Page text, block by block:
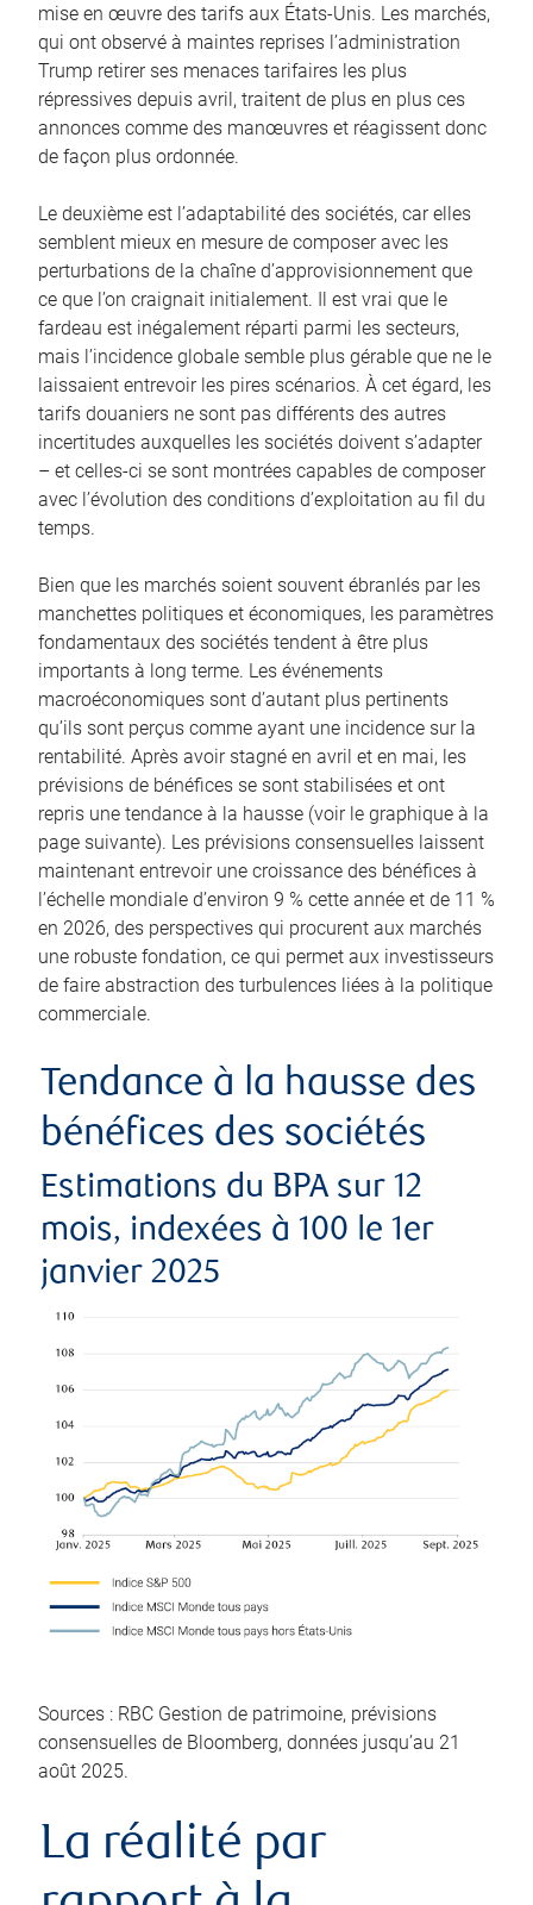
mise en œuvre des tarifs aux États-Unis. Les marchés,
qui ont observé à maintes reprises l’administration
Trump retirer ses menaces tarifaires les plus
répressives depuis avril, traitent de plus en plus ces
annonces comme des manœuvres et réagissent donc
de façon plus ordonnée.
Le deuxième est l’adaptabilité des sociétés, car elles
semblent mieux en mesure de composer avec les
perturbations de la chaîne d’approvisionnement que
ce que l’on craignait initialement. Il est vrai que le
fardeau est inégalement réparti parmi les secteurs,
mais l’incidence globale semble plus gérable que ne le
laissaient entrevoir les pires scénarios. À cet égard, les
tarifs douaniers ne sont pas différents des autres
incertitudes auxquelles les sociétés doivent s’adapter
– et celles-ci se sont montrées capables de composer
avec l’évolution des conditions d’exploitation au fil du
temps.
Bien que les marchés soient souvent ébranlés par les
manchettes politiques et économiques, les paramètres
fondamentaux des sociétés tendent à être plus
importants à long terme. Les événements
macroéconomiques sont d’autant plus pertinents
qu’ils sont perçus comme ayant une incidence sur la
rentabilité. Après avoir stagné en avril et en mai, les
prévisions de bénéfices se sont stabilisées et ont
repris une tendance à la hausse (voir le graphique à la
page suivante). Les prévisions consensuelles laissent
maintenant entrevoir une croissance des bénéfices à
l’échelle mondiale d’environ 9 % cette année et de 11 %
en 2026, des perspectives qui procurent aux marchés
une robuste fondation, ce qui permet aux investisseurs
de faire abstraction des turbulences liées à la politique
commerciale.
Tendance à la hausse des
bénéfices des sociétés
Estimations du BPA sur 12
mois, indexées à 100 le 1er
janvier 2025
Sources : RBC Gestion de patrimoine, prévisions
consensuelles de Bloomberg, données jusqu’au 21
août 2025.
La réalité par